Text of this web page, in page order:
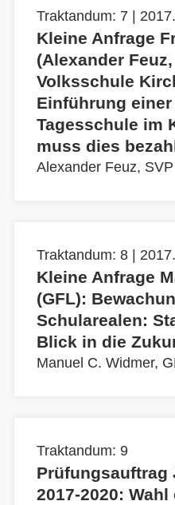
Traktandum: 7 |
Kleine Anfrage
(Alexander
Volksschule
Einführung
Tagesschule im
muss dies
Alexander Feuz, SVP
Traktandum: 8 |
Kleine Anfrage
(GFL):
Schularealen:
Blick in die
Manuel C. Widmer,
Traktandum: 9
Prüfungsauftrag
2017-2020: Wahl